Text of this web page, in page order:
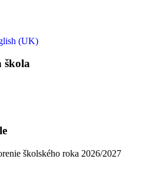
škola
školského roka 2026/2027